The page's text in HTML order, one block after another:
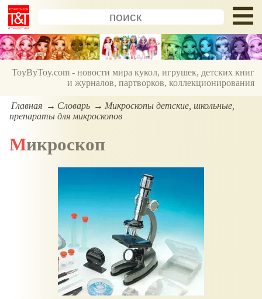
ToyByToy.com - новости мира кукол, игрушек, детских книг
и журналов, партворков, коллекционирования
Главная Словарь
Микроскопы детские, школьные,
препараты для микроскопов
Микроскоп